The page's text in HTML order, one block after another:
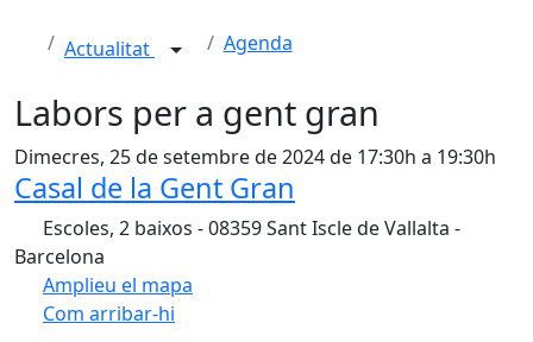
Actualitat Agenda
Labors per a gent gran
Dimecres, 25 de setembre de 2024 de 17:30h a 19:30h
Casal de la Gent Gran
Escoles, 2 baixos - 08359 Sant Iscle de Vallalta -
Barcelona
Amplieu el mapa
Com arribar-hi